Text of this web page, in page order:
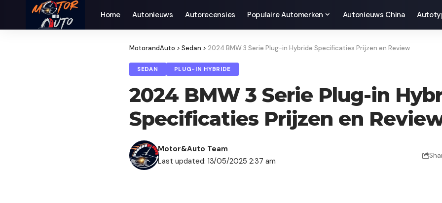
Home Autonieuws Auto­recensies Populaire Automerken Autonieuws China
MotorandAuto > Sedan > 2024 BMW 3 Serie Plug-in Hybride Specificaties Prijzen en Review
SEDAN PLUG-IN HYBRIDE
2024 BMW 3 Serie Plug-in
Specificaties Prijzen en
Last updated: 13/05/2025 2:37 am
Motor&Auto Team